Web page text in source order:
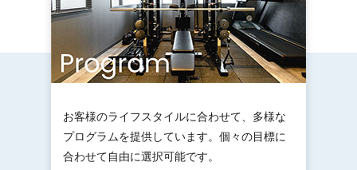
お客様のライフスタイルに合わせて、多様な
プログラムを提供しています。個々の目標に
合わせて自由に選択可能です。